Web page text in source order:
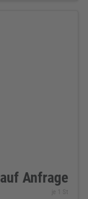
auf Anfrage
je 1 St